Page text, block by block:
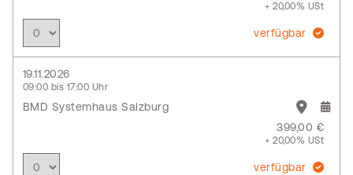
+ 20,00% USt
verfügbar
19.11.2026
09:00 bis 17:00 Uhr
BMD Systemhaus Salzburg
399,00 €
+ 20,00% USt
verfügbar